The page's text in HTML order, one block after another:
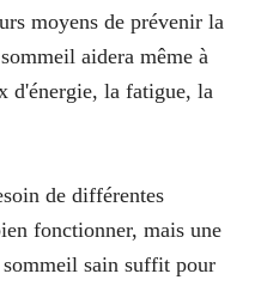
moyens de prévenir la
aidera même à
d'énergie, la fatigue, la
de différentes
fonctionner, mais une
sommeil sain suffit pour